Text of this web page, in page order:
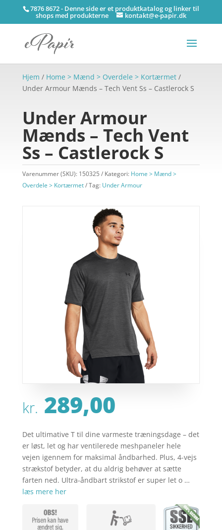
7876 8672 - Denne side er et produktkatalog og linker til
shops med produkterne kontakt@e-papir.dk
Hjem / Home > Mænd > Overdele > Kortærmet/
Under Armour Mænds – Tech Vent Ss – Castlerock S
Under Armour
Mænds – Tech Vent
Ss – Castlerock S
Varenummer (SKU): 150325 Kategori: Home > Mænd >
Overdele > Kortærmet
Tag: Under Armour
kr. 289,00
Det ultimative T til dine varmeste træningsdage – det
er løst, let og har ventilerede meshpaneler hele
vejen igennem for maksimal åndbarhed. Plus, 4-vejs
strækstof betyder, at du aldrig behøver at sætte
farten ned. Ultra-åndbart strikstof er super let o …
læs mere her